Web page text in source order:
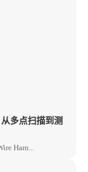
多点扫描到测
Harn...